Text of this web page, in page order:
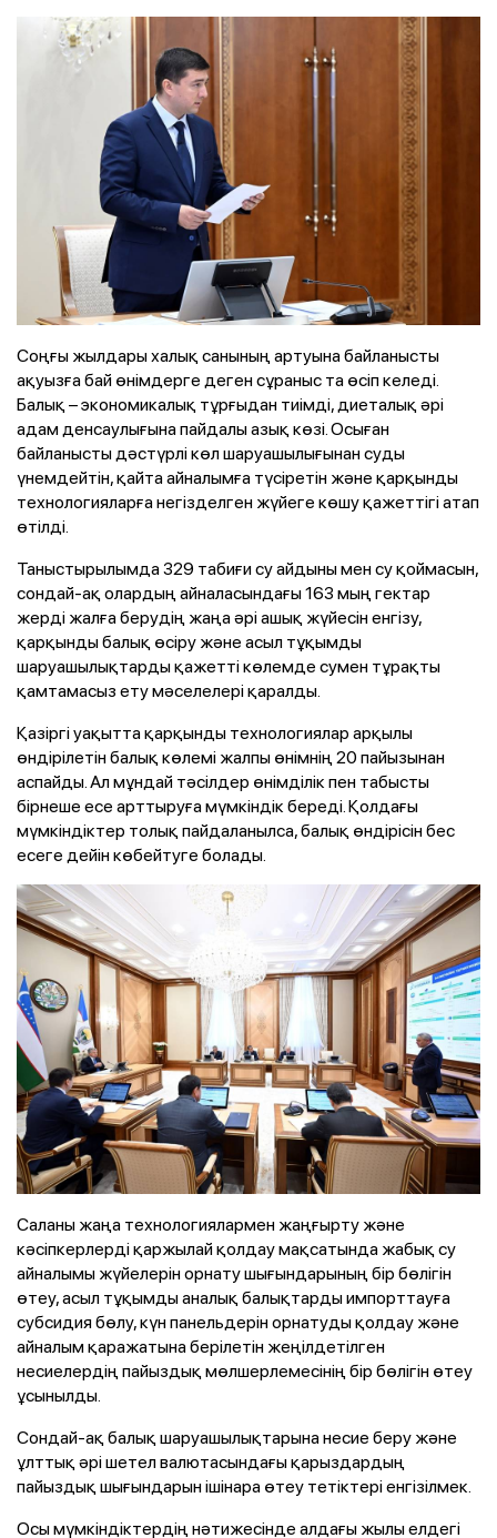
Соңғы жылдары халық санының артуына байланысты
ақуызға бай өнімдерге деген сұраныс та өсіп келеді.
Балық – экономикалық тұрғыдан тиімді, диеталық әрі
адам денсаулығына пайдалы азық көзі. Осыған
байланысты дәстүрлі көл шаруашылығынан суды
үнемдейтін, қайта айналымға түсіретін және қарқынды
технологияларға негізделген жүйеге көшу қажеттігі атап
өтілді.
Таныстырылымда 329 табиғи су айдыны мен су қоймасын,
сондай-ақ олардың айналасындағы 163 мың гектар
жерді жалға берудің жаңа әрі ашық жүйесін енгізу,
қарқынды балық өсіру және асыл тұқымды
шаруашылықтарды қажетті көлемде сумен тұрақты
қамтамасыз ету мәселелері қаралды.
Қазіргі уақытта қарқынды технологиялар арқылы
өндірілетін балық көлемі жалпы өнімнің 20 пайызынан
аспайды. Ал мұндай тәсілдер өнімділік пен табысты
бірнеше есе арттыруға мүмкіндік береді. Қолдағы
мүмкіндіктер толық пайдаланылса, балық өндірісін бес
есеге дейін көбейтуге болады.
Саланы жаңа технологиялармен жаңғырту және
кәсіпкерлерді қаржылай қолдау мақсатында жабық су
айналымы жүйелерін орнату шығындарының бір бөлігін
өтеу, асыл тұқымды аналық балықтарды импорттауға
субсидия бөлу, күн панельдерін орнатуды қолдау және
айналым қаражатына берілетін жеңілдетілген
несиелердің пайыздық мөлшерлемесінің бір бөлігін өтеу
ұсынылды.
Сондай-ақ балық шаруашылықтарына несие беру және
ұлттық әрі шетел валютасындағы қарыздардың
пайыздық шығындарын ішінара өтеу тетіктері енгізілмек.
Осы мүмкіндіктердің нәтижесінде алдағы жылы елдегі